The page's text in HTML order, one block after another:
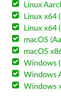
Linux
Linux x64
Linux x64
macOS
macOS
Windows
Windows
Windows